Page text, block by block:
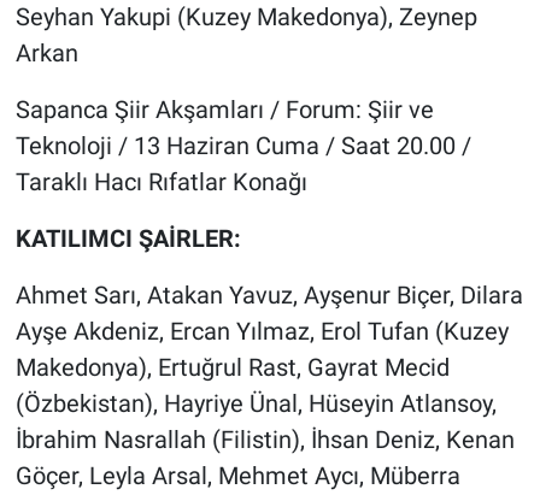
Seyhan Yakupi (Kuzey Makedonya), Zeynep
Arkan
Sapanca Şiir Akşamları / Forum: Şiir ve
Teknoloji / 13 Haziran Cuma / Saat 20.00 /
Taraklı Hacı Rıfatlar Konağı
KATILIMCI ŞAİRLER:
Ahmet Sarı, Atakan Yavuz, Ayşenur Biçer, Dilara
Ayşe Akdeniz, Ercan Yılmaz, Erol Tufan (Kuzey
Makedonya), Ertuğrul Rast, Gayrat Mecid
(Özbekistan), Hayriye Ünal, Hüseyin Atlansoy,
İbrahim Nasrallah (Filistin), İhsan Deniz, Kenan
Göçer, Leyla Arsal, Mehmet Aycı, Müberra